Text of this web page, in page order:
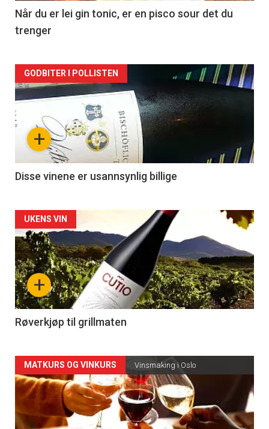
2
Når du er lei gin tonic, er en pisco sour det du
trenger
Forsiden
akkurat
nå
3
+
GODBITER I POLLISTEN
Disse vinene er usannsynlig billige
Forsiden
akkurat
nå
-
4
+
UKENS VIN
Røverkjøp til grillmaten
Forsiden
akkurat
nå
MATKURS OG VINKURS Vinsmaking i Oslo